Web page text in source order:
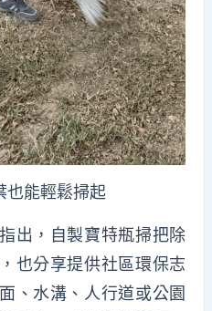
也能輕鬆掃起
出，自製寶特瓶掃把除
也分享提供社區環保志
、水溝、人行道或公園